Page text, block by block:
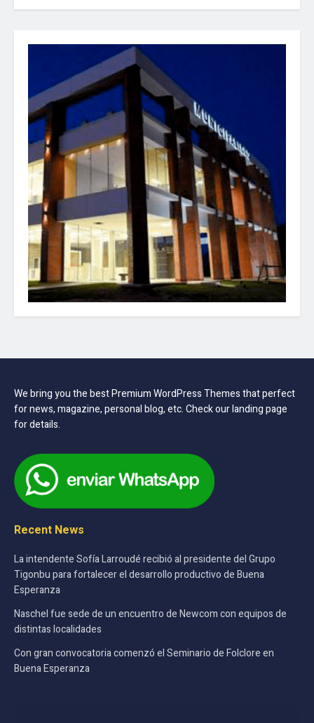
We bring you the best Premium WordPress Themes that perfect
for news, magazine, personal blog, etc. Check our landing page
for details.
Recent News
La intendente Sofía Larroudé recibió al presidente del Grupo
Tigonbu para fortalecer el desarrollo productivo de Buena
Esperanza
Naschel fue sede de un encuentro de Newcom con equipos de
distintas localidades
Con gran convocatoria comenzó el Seminario de Folclore en
Buena Esperanza